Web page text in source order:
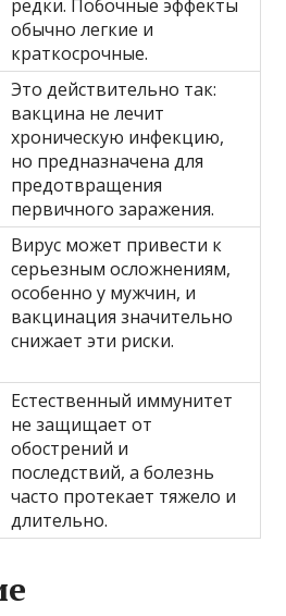
редки. Побочные эффекты
обычно легкие и
краткосрочные.
Это действительно так:
вакцина не лечит
хроническую инфекцию,
но предназначена для
предотвращения
первичного заражения.
Вирус может привести к
серьезным осложнениям,
особенно у мужчин, и
вакцинация значительно
снижает эти риски.
Естественный иммунитет
не защищает от
обострений и
последствий, а болезнь
часто протекает тяжело и
длительно.